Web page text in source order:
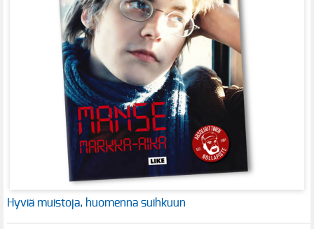
Hyviä muistoja, huomenna suihkuun